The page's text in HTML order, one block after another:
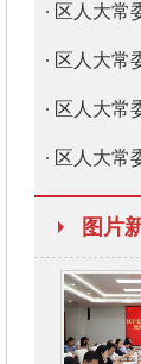
区人大常
区人大常
区人大常
区人大常
图片